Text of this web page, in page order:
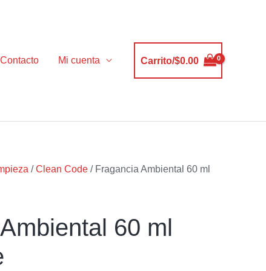
Contacto Mi cuenta Carrito/$0.00
/Clean Code / Fragancia Ambiental 60 ml
60 ml